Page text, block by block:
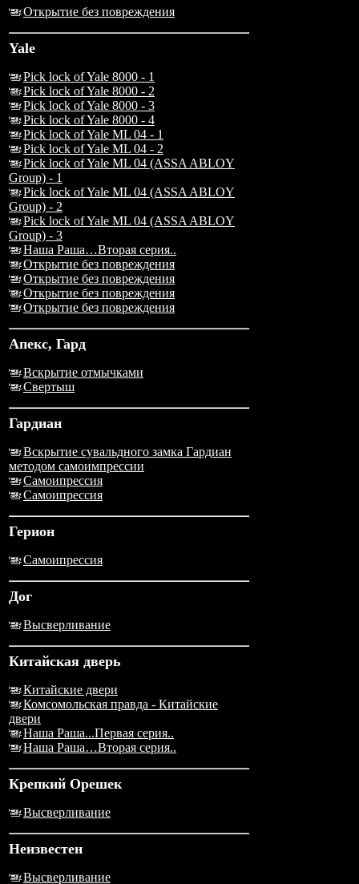
Открытие без повреждения
Yale
Pick lock of Yale 8000 - 1
Pick lock of Yale 8000 - 2
Pick lock of Yale 8000 - 3
Pick lock of Yale 8000 - 4
Pick lock of Yale ML 04 - 1
Pick lock of Yale ML 04 - 2
Pick lock of Yale ML 04 (ASSA ABLOY
Group) - 1
Pick lock of Yale ML 04 (ASSA ABLOY
Group) - 2
Pick lock of Yale ML 04 (ASSA ABLOY
Group) - 3
Наша Раша…Вторая серия..
Открытие без повреждения
Открытие без повреждения
Открытие без повреждения
Открытие без повреждения
Апекс, Гард
Вскрытие отмычками
Свертыш
Гардиан
Вскрытие сувальдного замка Гардиан
методом самоимпрессии
Самоипрессия
Самоипрессия
Герион
Самоипрессия
Дог
Высверливание
Китайская дверь
Китайские двери
Комсомольская правда - Китайские
двери
Наша Раша...Первая серия..
Наша Раша…Вторая серия..
Крепкий Орешек
Высверливание
Неизвестен
Высверливание